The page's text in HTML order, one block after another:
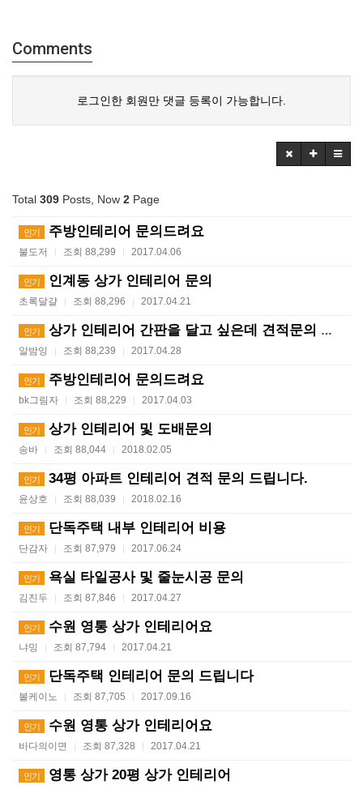
Comments
로그인한 회원만 댓글 등록이 가능합니다.
Total 309 Posts, Now 2 Page
인기 주방인테리어 문의드려요
불도저 | 조회 88,299 | 2017.04.06
인기 인계동 상가 인테리어 문의
초록달걀 | 조회 88,296 | 2017.04.21
인기 상가 인테리어 간판을 달고 싶은데 견적문의 드립니다
알밤잉 | 조회 88,239 | 2017.04.28
인기 주방인테리어 문의드려요
bk그림자 | 조회 88,229 | 2017.04.03
인기 상가 인테리어 및 도배문의
송바 | 조회 88,044 | 2018.02.05
인기 34평 아파트 인테리어 견적 문의 드립니다.
윤상호 | 조회 88,039 | 2018.02.16
인기 단독주택 내부 인테리어 비용
단감자 | 조회 87,979 | 2017.06.24
인기 욕실 타일공사 및 줄눈시공 문의
김진두 | 조회 87,846 | 2017.04.27
인기 수원 영통 상가 인테리어요
냐밍 | 조회 87,794 | 2017.04.21
인기 단독주택 인테리어 문의 드립니다
볼케이노 | 조회 87,705 | 2017.09.16
인기 수원 영통 상가 인테리어요
바다의이면 | 조회 87,328 | 2017.04.21
인기 영통 상가 20평 상가 인테리어